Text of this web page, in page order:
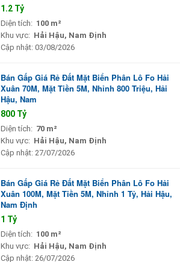
1.2 Tỷ
Diện tích: 100 m²
Khu vực: Hải Hậu, Nam Định
Cập nhật: 03/08/2026
Bán Gấp Giá Rẻ Đất Mặt Biển Phân Lô Fo Hải
Xuân 70M, Mặt Tiền 5M, Nhỉnh 800 Triệu, Hải
Hậu, Nam
800 Tỷ
Diện tích: 70 m²
Khu vực: Hải Hậu, Nam Định
Cập nhật: 27/07/2026
Bán Gấp Giá Rẻ Đất Mặt Biển Phân Lô Fo Hải
Xuân 100M, Mặt Tiền 5M, Nhỉnh 1 Tỷ, Hải Hậu,
Nam Định
1 Tỷ
Diện tích: 100 m²
Khu vực: Hải Hậu, Nam Định
Cập nhật: 26/07/2026